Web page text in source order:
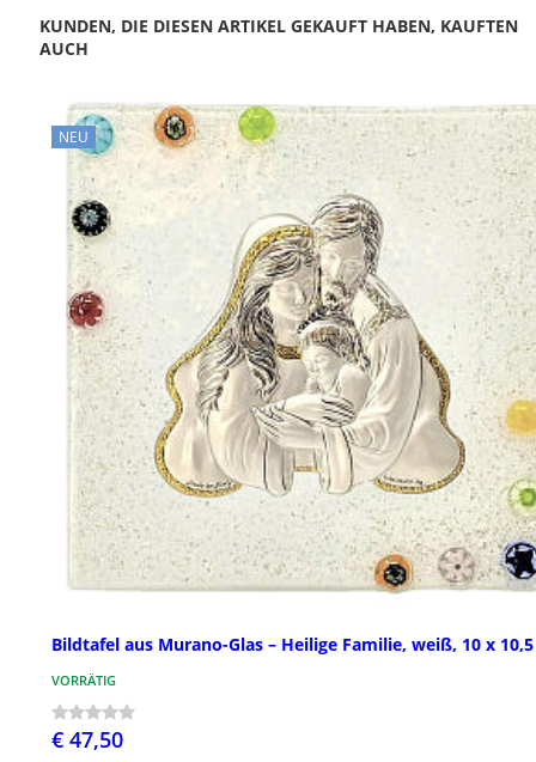
KUNDEN, DIE DIESEN ARTIKEL GEKAUFT HABEN, KAUFTEN
AUCH
NEU
Bildtafel aus Murano-Glas – Heilige Familie, weiß, 10 x
VORRÄTIG
€ 47,50